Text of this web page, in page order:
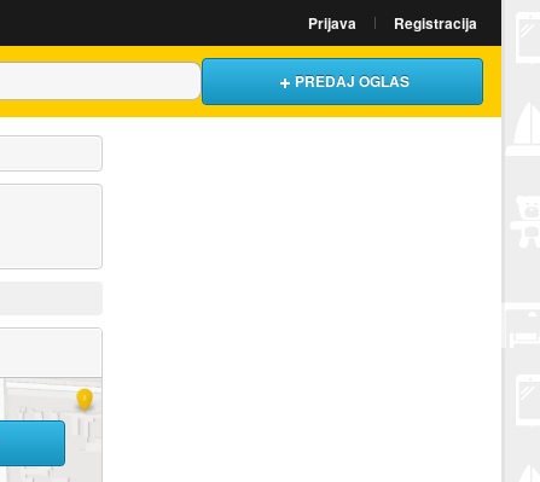
Prijava Registracija
PREDAJ OGLAS